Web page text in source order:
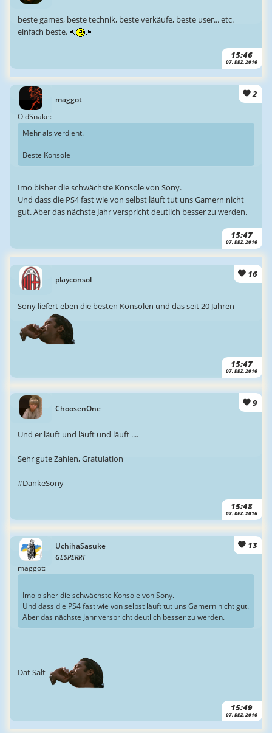
15:46
07. DEZ. 2016
beste games, beste technik, beste verkäufe, beste user... etc.
einfach beste.
maggot
2
15:47
07. DEZ. 2016
OldSnake:
Mehr als verdient.
Beste Konsole
Imo bisher die schwächste Konsole von Sony.
Und dass die PS4 fast wie von selbst läuft tut uns Gamern nicht
gut. Aber das nächste Jahr verspricht deutlich besser zu werden.
playconsol
16
15:47
07. DEZ. 2016
Sony liefert eben die besten Konsolen und das seit 20 Jahren
ChoosenOne
9
15:48
07. DEZ. 2016
Und er läuft und läuft und läuft ....
Sehr gute Zahlen, Gratulation
#DankeSony
UchihaSasuke
GESPERRT
13
15:49
07. DEZ. 2016
maggot:
Imo bisher die schwächste Konsole von Sony.
Und dass die PS4 fast wie von selbst läuft tut uns Gamern nicht gut.
Aber das nächste Jahr verspricht deutlich besser zu werden.
Dat Salt